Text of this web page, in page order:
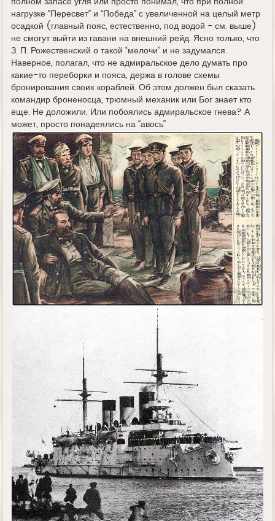
полном запасе угля или просто понимал, что при полной
нагрузке “Пересвет” и “Победа” с увеличенной на целый метр
осадкой (главный пояс, естественно, под водой - см. выше)
не смогут выйти из гавани на внешний рейд. Ясно только, что
З. П. Рожественский о такой “мелочи” и не задумался.
Наверное, полагал, что не адмиральское дело думать про
какие-то переборки и пояса, держа в голове схемы
бронирования своих кораблей. Об этом должен был сказать
командир броненосца, трюмный механик или Бог знает кто
еще. Не доложили. Или побоялись адмиральское гнева? А
может, просто понадеялись на “авось”